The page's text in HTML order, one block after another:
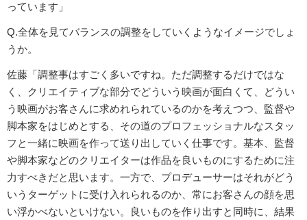
っています」
Q.全体を見てバランスの調整をしていくようなイメージでしょ
うか。
佐藤「調整事はすごく多いですね。ただ調整するだけではな
く、クリエイティブな部分でどういう映画が面白くて、どうい
う映画がお客さんに求めれられているのかを考えつつ、監督や
脚本家をはじめとする、その道のプロフェッショナルなスタッ
フと一緒に映画を作って送り出していく仕事です。基本、監督
や脚本家などのクリエイターは作品を良いものにするために注
力すべきだと思います。一方で、プロデューサーはそれがどう
いうターゲットに受け入れられるのか、常にお客さんの顔を思
い浮かべないといけない。良いものを作り出すと同時に、結果